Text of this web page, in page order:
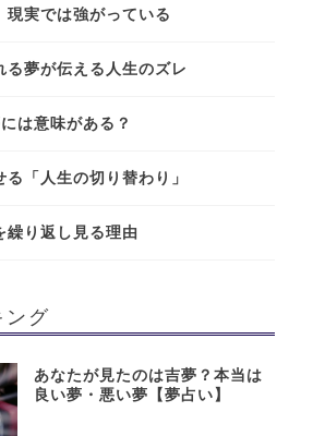
現実では強がっている
る夢が伝える人生のズレ
は意味がある？
「人生の切り替わり」
繰り返し見る理由
ング
あなたが見たのは吉夢？本当は
良い夢・悪い夢【夢占い】